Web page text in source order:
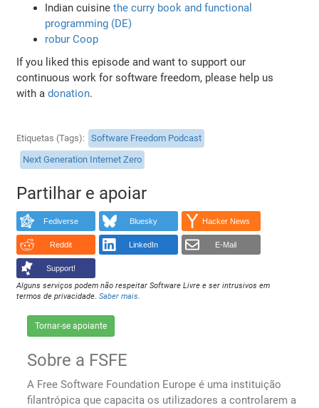
Indian cuisinethe curry book and functional
programming (DE)
robur Coop
If you liked this episode and want to support our
continuous work for software freedom, please help us
with adonation.
Etiquetas (Tags)
Software Freedom Podcast
Next Generation Internet Zero
Partilhar e apoiar
Fediverse Bluesky Hacker News
Reddit LinkedIn E-Mail
Support!
Alguns serviços podem não respeitar Software Livre e ser intrusivos em
termos de privacidade.Saber mais.
Tornar-se apoiante
Sobre a FSFE
A Free Software Foundation Europe é uma instituição
filantrópica que capacita os utilizadores a controlarem a